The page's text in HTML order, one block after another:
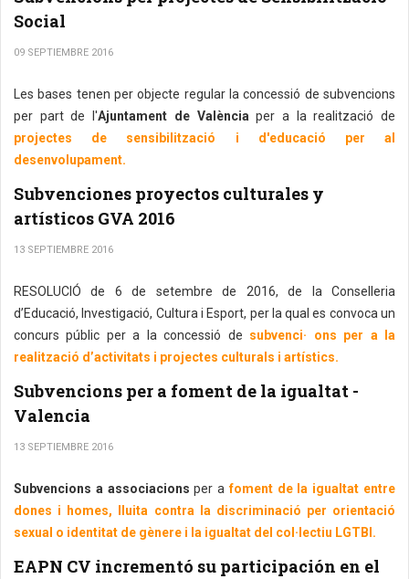
Social
09 SEPTIEMBRE 2016
Les bases tenen per objecte regular la concessió de subvencions
per part de l'Ajuntament de València per a la realització de
projectes de sensibilització i d'educació per al
desenvolupament.
Subvenciones proyectos culturales y
artísticos GVA 2016
13 SEPTIEMBRE 2016
RESOLUCIÓ de 6 de setembre de 2016, de la Conselleria
d’Educació, Investigació, Cultura i Esport, per la qual es convoca un
concurs públic per a la concessió de subvenci· ons per a la
realització d’activitats i projectes culturals i artístics.
Subvencions per a foment de la igualtat -
Valencia
13 SEPTIEMBRE 2016
Subvencions a associacions per a foment de la igualtat entre
dones i homes, lluita contra la discriminació per orientació
sexual o identitat de gènere i la igualtat del col·lectiu LGTBI.
EAPN CV incrementó su participación en el